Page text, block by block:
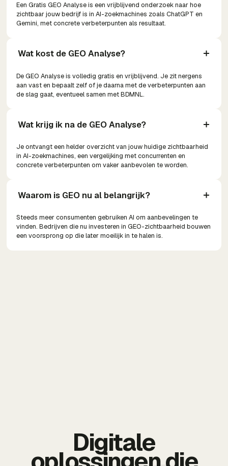
Een Gratis GEO Analyse is een vrijblijvend onderzoek naar hoe
zichtbaar jouw bedrijf is in AI-zoekmachines zoals ChatGPT en
Gemini, met concrete verbeterpunten als resultaat.
Wat kost de GEO Analyse?
De GEO Analyse is volledig gratis en vrijblijvend. Je zit nergens
aan vast en bepaalt zelf of je daarna met de verbeterpunten aan
de slag gaat, eventueel samen met BDMNL.
Wat krijg ik na de GEO Analyse?
Je ontvangt een helder overzicht van jouw huidige zichtbaarheid
in AI-zoekmachines, een vergelijking met concurrenten en
concrete verbeterpunten om vaker aanbevolen te worden.
Waarom is GEO nu al belangrijk?
Steeds meer consumenten gebruiken AI om aanbevelingen te
vinden. Bedrijven die nu investeren in GEO-zichtbaarheid bouwen
een voorsprong op die later moeilijk in te halen is.
Digitale